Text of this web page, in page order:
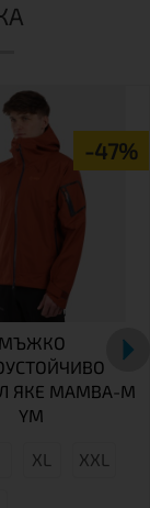
-47%
МЪЖКО
ЯКЕ MAMBA-M
YM
XL XXL